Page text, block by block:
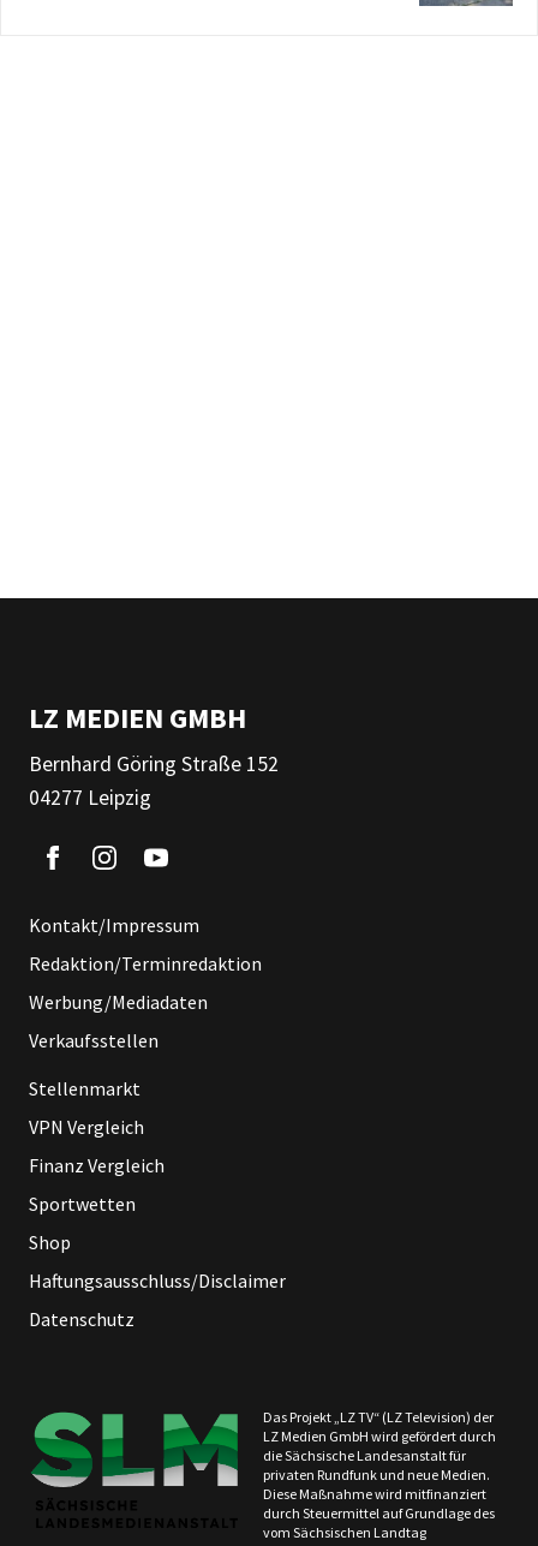
LZ MEDIEN GMBH
Bernhard Göring Straße 152
04277 Leipzig
Kontakt/Impressum
Redaktion/Terminredaktion
Werbung/Mediadaten
Verkaufsstellen
Stellenmarkt
VPN Vergleich
Finanz Vergleich
Sportwetten
Shop
Haftungsausschluss/Disclaimer
Datenschutz
Das Projekt „LZ TV“ (LZ Television) der
LZ Medien GmbH wird gefördert durch
die Sächsische Landesanstalt für
privaten Rundfunk und neue Medien.
Diese Maßnahme wird mitfinanziert
durch Steuermittel auf Grundlage des
vom Sächsischen Landtag